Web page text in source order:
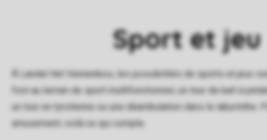
Sport et jeu
À Landal Het Vennenbos, les possibilités de sports et jeux
foot au terrain de sport multifonctionnel, un tour de kart à
un tour en tyrolienne ou une déambulation dans le labyrinthe.
amusement; voilà ce qui compte.